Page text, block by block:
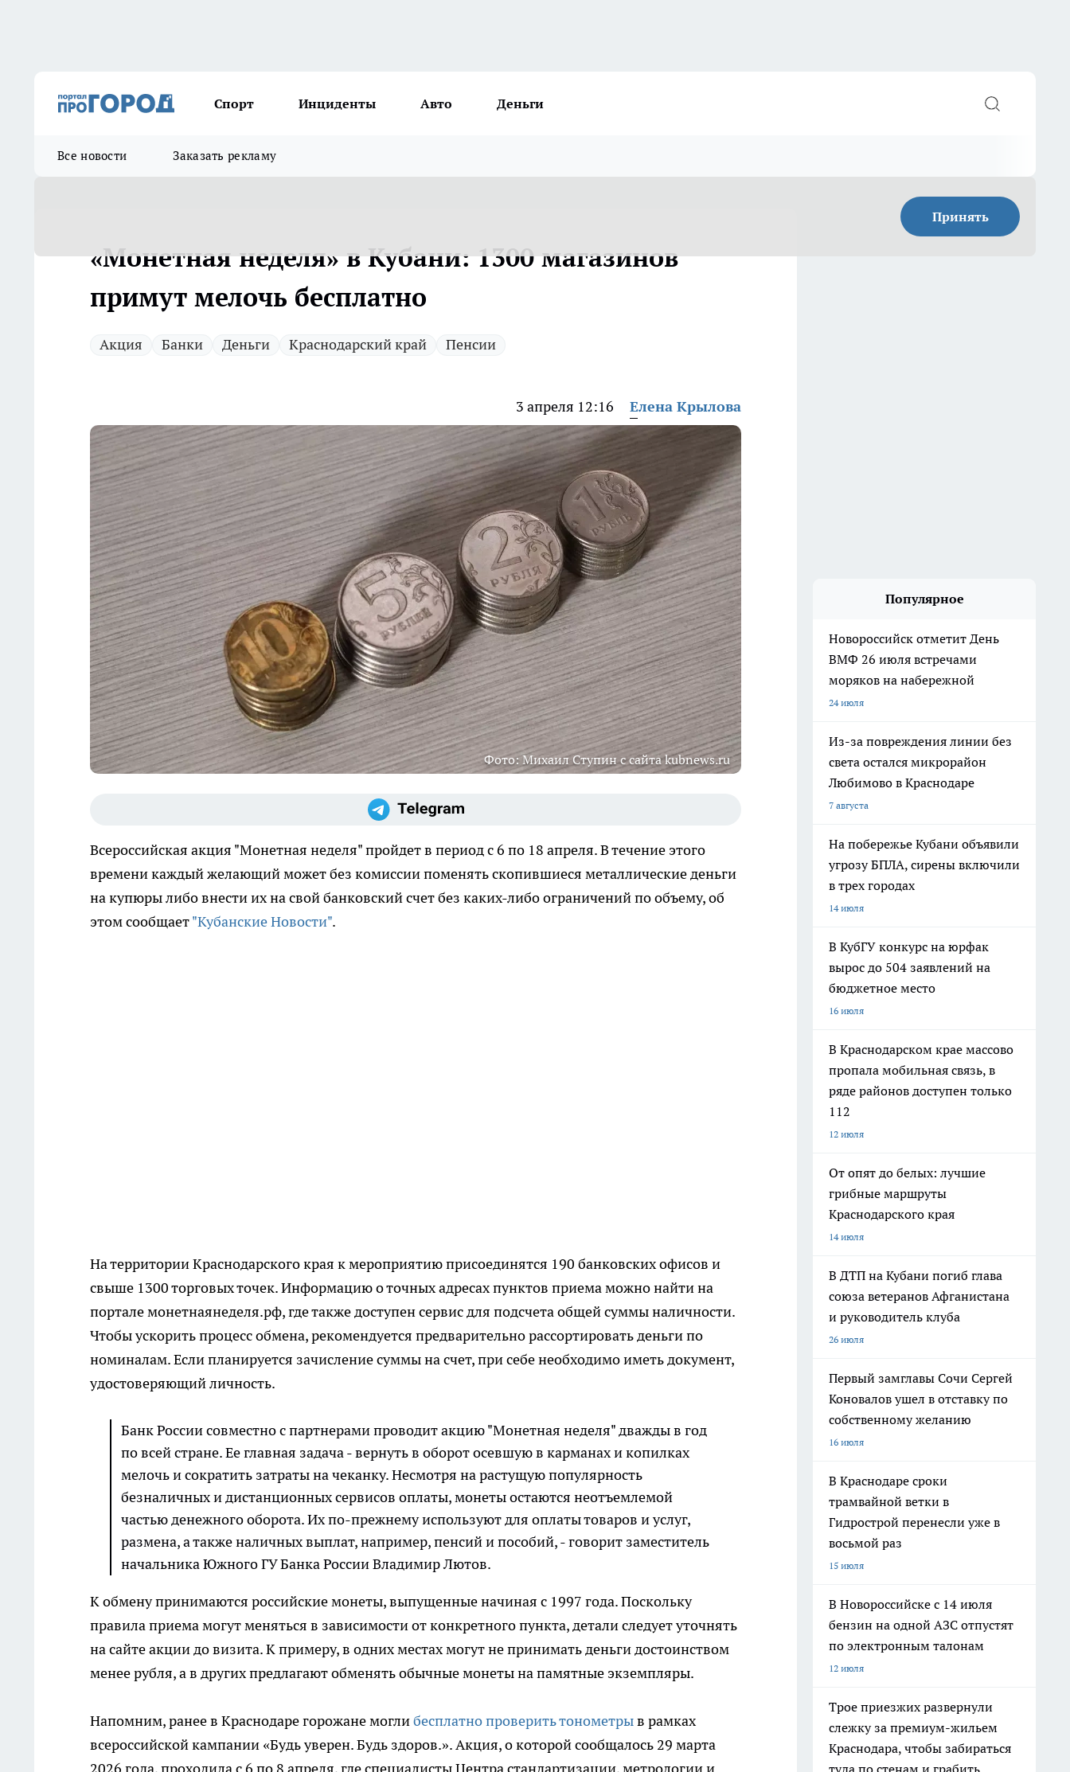
Спорт Инциденты Авто Деньги
Все новости Заказать рекламу
Принять
«Монетная неделя» в Кубани: 1300 магазинов
примут мелочь бесплатно
Акция Банки Деньги Краснодарский край Пенсии
3 апреля 12:16 Елена Крылова
Фото: Михаил Ступин с сайта kubnews.ru
Всероссийская акция "Монетная неделя" пройдет в период с 6 по 18 апреля. В течение этого
времени каждый желающий может без комиссии поменять скопившиеся металлические деньги
на купюры либо внести их на свой банковский счет без каких-либо ограничений по объему, об
этом сообщает"Кубанские Новости".
На территории Краснодарского края к мероприятию присоединятся 190 банковских офисов и
свыше 1300 торговых точек. Информацию о точных адресах пунктов приема можно найти на
портале монетнаянеделя.рф, где также доступен сервис для подсчета общей суммы наличности.
Чтобы ускорить процесс обмена, рекомендуется предварительно рассортировать деньги по
номиналам. Если планируется зачисление суммы на счет, при себе необходимо иметь документ,
удостоверяющий личность.
Банк России совместно с партнерами проводит акцию "Монетная неделя" дважды в год
по всей стране. Ее главная задача - вернуть в оборот осевшую в карманах и копилках
мелочь и сократить затраты на чеканку. Несмотря на растущую популярность
безналичных и дистанционных сервисов оплаты, монеты остаются неотъемлемой
частью денежного оборота. Их по-прежнему используют для оплаты товаров и услуг,
размена, а также наличных выплат, например, пенсий и пособий, - говорит заместитель
начальника Южного ГУ Банка России Владимир Лютов.
К обмену принимаются российские монеты, выпущенные начиная с 1997 года. Поскольку
правила приема могут меняться в зависимости от конкретного пункта, детали следует уточнять
на сайте акции до визита. К примеру, в одних местах могут не принимать деньги достоинством
менее рубля, а в других предлагают обменять обычные монеты на памятные экземпляры.
Напомним, ранее в Краснодаре горожане моглибесплатно проверить тонометрыв рамках
всероссийской кампании «Будь уверен. Будь здоров.». Акция, о которой сообщалось 29 марта
Популярное
Новороссийск отметит День
ВМФ 26 июля встречами
моряков на набережной
24 июля
Из-за повреждения линии без
света остался микрорайон
Любимово в Краснодаре
7 августа
На побережье Кубани объявили
угрозу БПЛА, сирены включили
в трех городах
14 июля
В КубГУ конкурс на юрфак
вырос до 504 заявлений на
бюджетное место
16 июля
В Краснодарском крае массово
пропала мобильная связь, в
ряде районов доступен только
112
12 июля
От опят до белых: лучшие
грибные маршруты
Краснодарского края
14 июля
В ДТП на Кубани погиб глава
союза ветеранов Афганистана
и руководитель клуба
26 июля
Первый замглавы Сочи Сергей
Коновалов ушел в отставку по
собственному желанию
16 июля
В Краснодаре сроки
трамвайной ветки в
Гидрострой перенесли уже в
восьмой раз
15 июля
В Новороссийске с 14 июля
бензин на одной АЗС отпустят
по электронным талонам
12 июля
Трое приезжих развернули
слежку за премиум-жильем
Краснодара, чтобы забираться
туда по стенам и грабить